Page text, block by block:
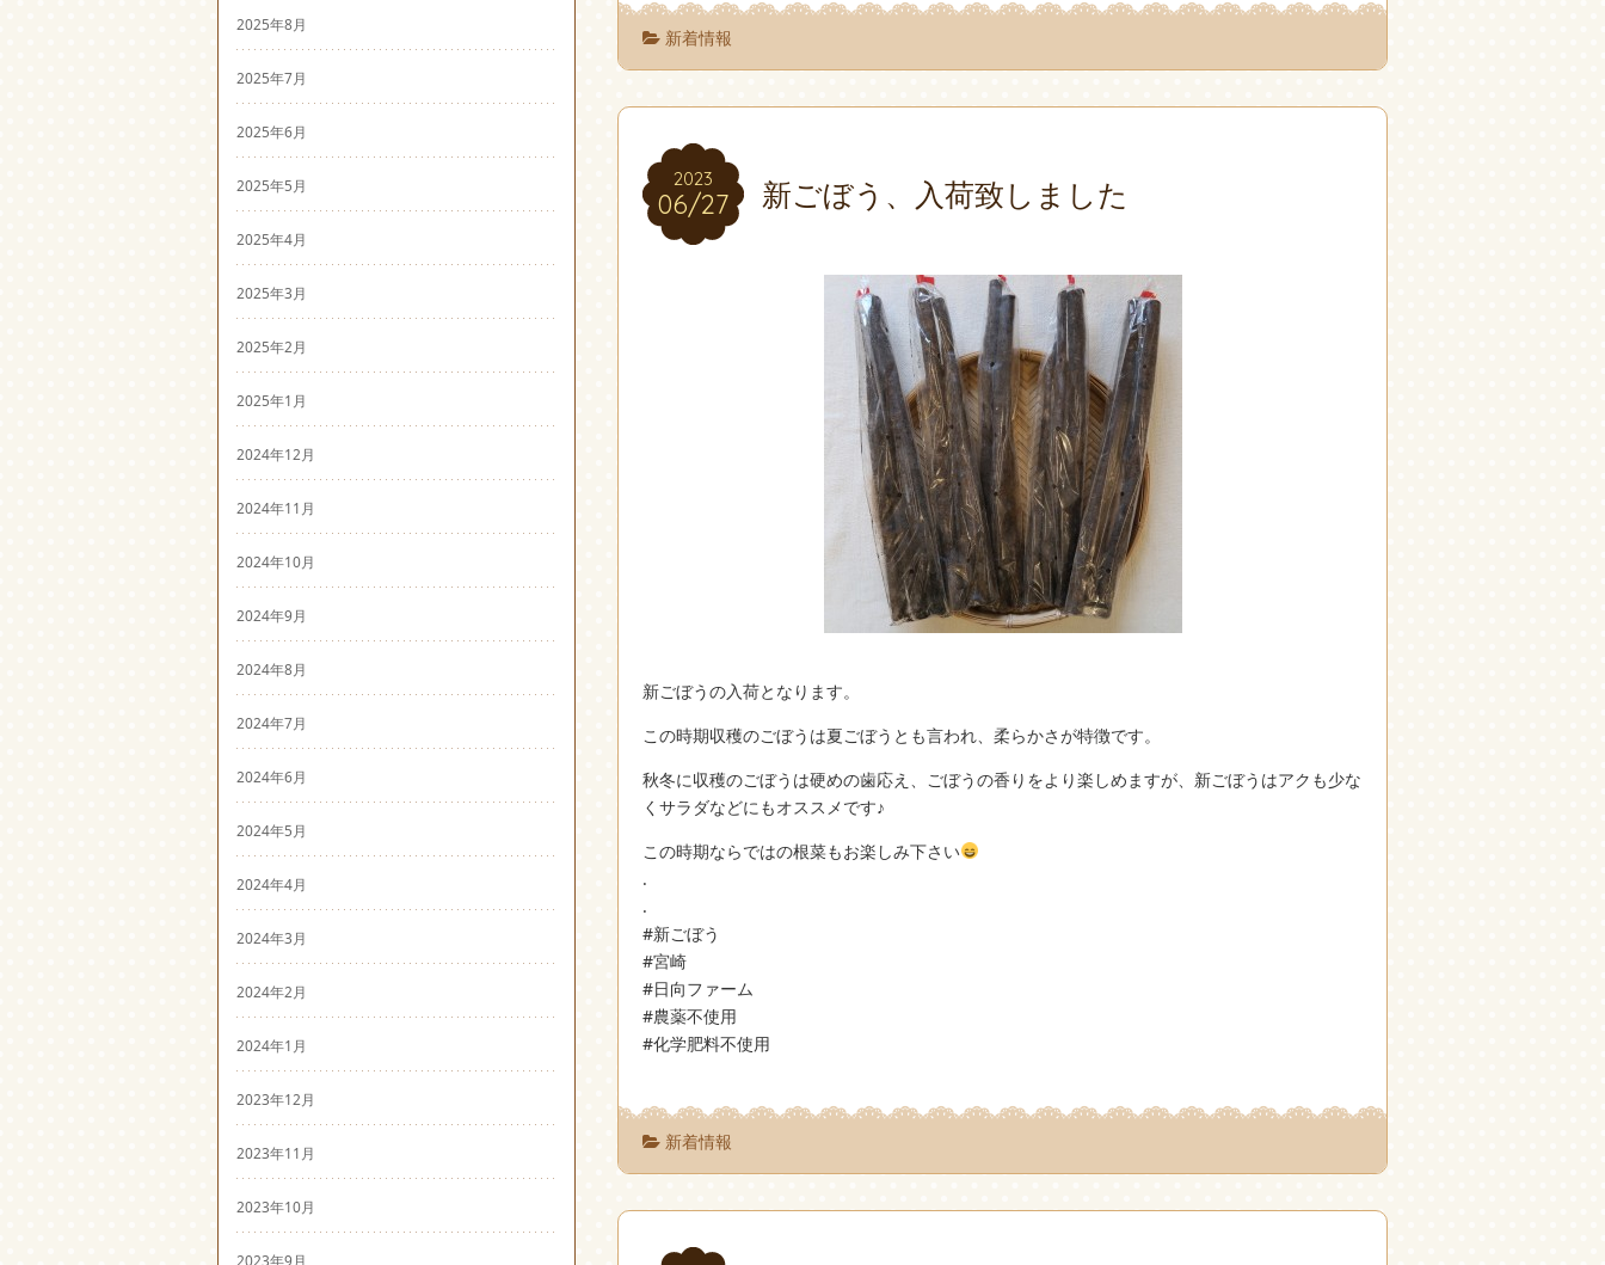
新着情報
2023
06/27
2023
06/27 新ごぼう、入荷致しました
新ごぼうの入荷となります。
この時期収穫のごぼうは夏ごぼうとも言われ、柔らかさが特徴です。
秋冬に収穫のごぼうは硬めの歯応え、ごぼうの香りをより楽しめますが、新ごぼうはアクも少な
くサラダなどにもオススメです♪
この時期ならではの根菜もお楽しみ下さい
.
.
#新ごぼう
#宮崎
#日向ファーム
#農薬不使用
#化学肥料不使用
新着情報
2025年8月
2025年7月
2025年6月
2025年5月
2025年4月
2025年3月
2025年2月
2025年1月
2024年12月
2024年11月
2024年10月
2024年9月
2024年8月
2024年7月
2024年6月
2024年5月
2024年4月
2024年3月
2024年2月
2024年1月
2023年12月
2023年11月
2023年10月
2023年9月